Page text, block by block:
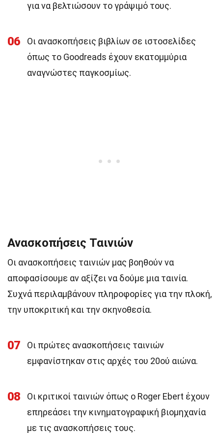
για να βελτιώσουν το γράψιμό τους.
06
Οι ανασκοπήσεις βιβλίων σε ιστοσελίδες
όπως το Goodreads έχουν εκατομμύρια
αναγνώστες παγκοσμίως.
Ανασκοπήσεις Ταινιών
Οι ανασκοπήσεις ταινιών μας βοηθούν να
αποφασίσουμε αν αξίζει να δούμε μια ταινία.
Συχνά περιλαμβάνουν πληροφορίες για την πλοκή,
την υποκριτική και την σκηνοθεσία.
07
Οι πρώτες ανασκοπήσεις ταινιών
εμφανίστηκαν στις αρχές του 20ού αιώνα.
08
Οι κριτικοί ταινιών όπως ο Roger Ebert έχουν
επηρεάσει την κινηματογραφική βιομηχανία
με τις ανασκοπήσεις τους.